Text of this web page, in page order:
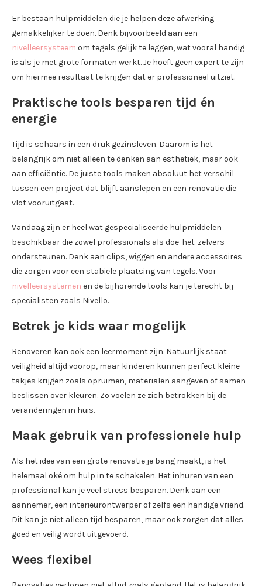
Er bestaan hulpmiddelen die je helpen deze afwerking
gemakkelijker te doen. Denk bijvoorbeeld aan een
nivelleersysteem om tegels gelijk te leggen, wat vooral handig
is als je met grote formaten werkt. Je hoeft geen expert te zijn
om hiermee resultaat te krijgen dat er professioneel uitziet.
Praktische tools besparen tijd én
energie
Tijd is schaars in een druk gezinsleven. Daarom is het
belangrijk om niet alleen te denken aan esthetiek, maar ook
aan efficiëntie. De juiste tools maken absoluut het verschil
tussen een project dat blijft aanslepen en een renovatie die
vlot vooruitgaat.
Vandaag zijn er heel wat gespecialiseerde hulpmiddelen
beschikbaar die zowel professionals als doe-het-zelvers
ondersteunen. Denk aan clips, wiggen en andere accessoires
die zorgen voor een stabiele plaatsing van tegels. Voor
nivelleersystemen en de bijhorende tools kan je terecht bij
specialisten zoals Nivello.
Betrek je kids waar mogelijk
Renoveren kan ook een leermoment zijn. Natuurlijk staat
veiligheid altijd voorop, maar kinderen kunnen perfect kleine
takjes krijgen zoals opruimen, materialen aangeven of samen
beslissen over kleuren. Zo voelen ze zich betrokken bij de
veranderingen in huis.
Maak gebruik van professionele hulp
Als het idee van een grote renovatie je bang maakt, is het
helemaal oké om hulp in te schakelen. Het inhuren van een
professional kan je veel stress besparen. Denk aan een
aannemer, een interieurontwerper of zelfs een handige vriend.
Dit kan je niet alleen tijd besparen, maar ook zorgen dat alles
goed en veilig wordt uitgevoerd.
Wees flexibel